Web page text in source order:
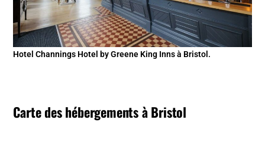
Hotel Channings Hotel by Greene King Inns à Bristol.
Carte des hébergements à Bristol